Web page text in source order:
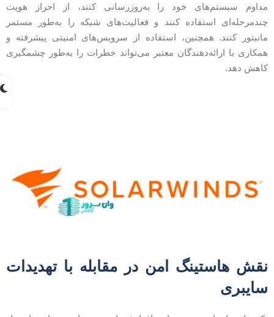
سیستم‌های خود را به‌روزرسانی کنند، از احراز هویت
استفاده کنند و فعالیت‌های شبکه را به‌طور مستمر
کنند. همچنین، استفاده از سرویس‌های امنیتی پیشرفته و
با ارائه‌دهندگان معتبر می‌تواند خطرات را به‌طور چشمگیری
دهد.
هاستینگ امن در مقابله با تهدیدات